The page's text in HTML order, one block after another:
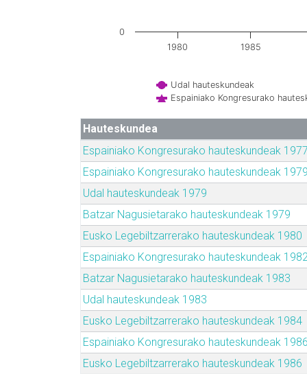
Udal hauteskundeak
Espainiako Kongresurako
1980 1985
0
Hauteskundea
Espainiako Kongresurako hauteskundeak 1977
Espainiako Kongresurako hauteskundeak 1979
Udal hauteskundeak 1979
Batzar Nagusietarako hauteskundeak 1979
Eusko Legebiltzarrerako hauteskundeak 1980
Espainiako Kongresurako hauteskundeak
Batzar Nagusietarako hauteskundeak 1983
Udal hauteskundeak 1983
Eusko Legebiltzarrerako hauteskundeak 1984
Espainiako Kongresurako hauteskundeak 1986
Eusko Legebiltzarrerako hauteskundeak 1986